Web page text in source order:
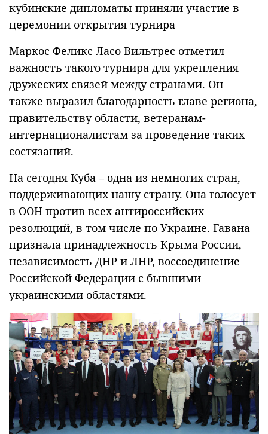
кубинские дипломаты приняли участие в
церемонии открытия турнира
Маркос Феликс Ласо Вильтрес отметил
важность такого турнира для укрепления
дружеских связей между странами. Он
также выразил благодарность главе региона,
правительству области, ветеранам-
интернационалистам за проведение таких
состязаний.
На сегодня Куба – одна из немногих стран,
поддерживающих нашу страну. Она голосует
в ООН против всех антироссийских
резолюций, в том числе по Украине. Гавана
признала принадлежность Крыма России,
независимость ДНР и ЛНР, воссоединение
Российской Федерации с бывшими
украинскими областями.